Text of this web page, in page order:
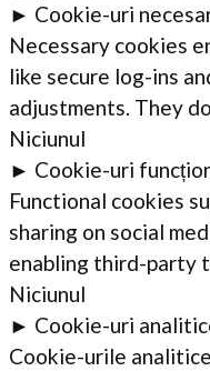
► Cookie-uri
Necessary cookies
like secure log-ins
adjustments. They
Niciunul
► Cookie-uri
Functional cookies
sharing on social
enabling third-party
Niciunul
► Cookie-uri
Cookie-urile